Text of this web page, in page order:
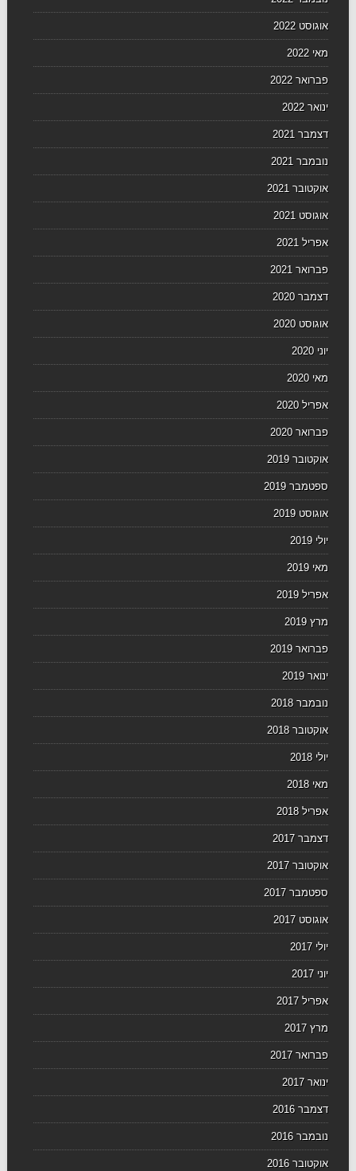
אוגוסט 2022
מאי 2022
פברואר 2022
ינואר 2022
דצמבר 2021
נובמבר 2021
אוקטובר 2021
אוגוסט 2021
אפריל 2021
פברואר 2021
דצמבר 2020
אוגוסט 2020
יוני 2020
מאי 2020
אפריל 2020
פברואר 2020
אוקטובר 2019
ספטמבר 2019
אוגוסט 2019
יולי 2019
מאי 2019
אפריל 2019
מרץ 2019
פברואר 2019
ינואר 2019
נובמבר 2018
אוקטובר 2018
יולי 2018
מאי 2018
אפריל 2018
דצמבר 2017
אוקטובר 2017
ספטמבר 2017
אוגוסט 2017
יולי 2017
יוני 2017
אפריל 2017
מרץ 2017
פברואר 2017
ינואר 2017
דצמבר 2016
נובמבר 2016
אוקטובר 2016